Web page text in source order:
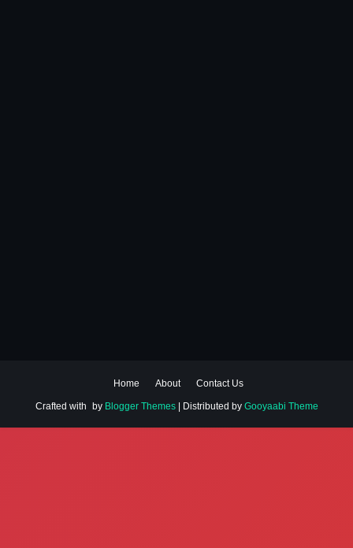
Home About Contact Us
Crafted with by Blogger Themes| Distributed by Gooyaabi Theme